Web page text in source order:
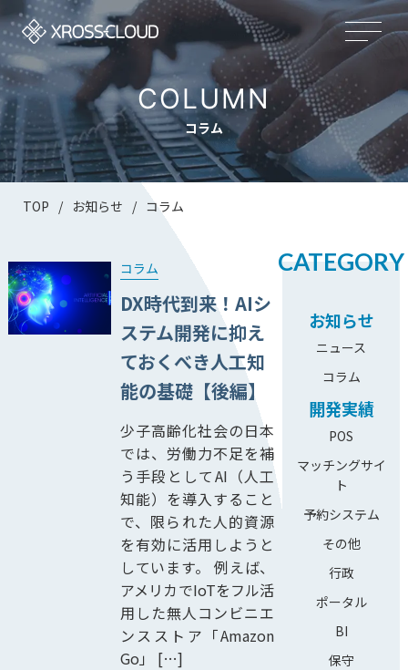
COLUMN
コラム
TOP / お知らせ / コラム
コラム
DX時代到来！AIシ
ステム開発に抑え
ておくべき人工知
能の基礎【後編】
少子高齢化社会の日本
では、労働力不足を補
う手段としてAI（人工
知能）を導入すること
で、限られた人的資源
を有効に活用しようと
しています。 例えば、
アメリカでIoTをフル活
用した無人コンビニエ
ンスストア「Amazon
Go」 […]
CATEGORY
お知らせ
ニュース
コラム
開発実績
POS
マッチングサイ
ト
予約システム
その他
行政
ポータル
BI
保守